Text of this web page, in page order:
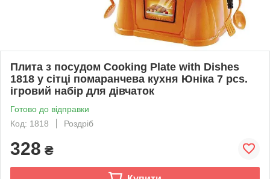
Плита з посудом Cooking Plate with Dishes
1818 у сітці помаранчева кухня Юніка 7 pcs.
ігровий набір для дівчаток
Готово до відправки
Код: 1818
Роздріб
328 ₴